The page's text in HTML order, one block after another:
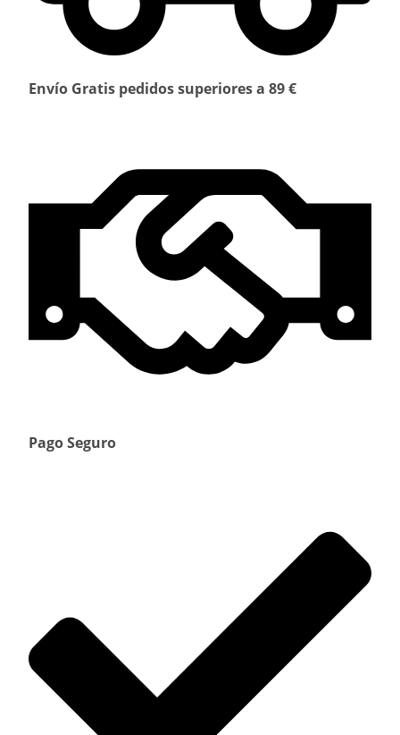
Envío Gratis pedidos superiores a 89 €
Pago Seguro